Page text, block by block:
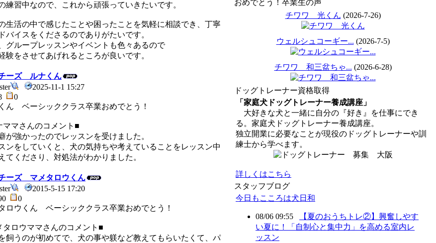
練習中なので、これから頑張っていきたいです。
生活の中で感じたことや困ったことを気軽に相談でき、丁寧
バイスをくださるのでありがたいです。
グループレッスンやイベントも色々あるので
験をさせてあげれるところが良いです。
ーズ ルナくん
2025-11-1 15:27
0
ん ベーシッククラス卒業おめでとう！
ママさんのコメント■
が強かったのでレッスンを受けました。
ンをしていくと、犬の気持ちや考えていることをレッスン中
てくださり、対処法がわかりました。
ーズ マメタロウくん
2015-5-15 17:20
0
ロウくん ベーシッククラス卒業おめでとう！
タロウママさんのコメント■
飼うのが初めてで、犬の事や躾など教えてもらいたくて、パ
おめでとう！卒業生の声
チワワ 光くん (2026-7-26)
ウェルシュコーギー... (2026-7-5)
チワワ 和三盆ちゃ... (2026-6-28)
ドッグトレーナー資格取得
「家庭犬ドッグトレーナー養成講座」
大好きな犬と一緒に自分の『好き』を仕事にでき
る。家庭犬ドッグトレーナー養成講座。
独立開業に必要なことが現役のドッグトレーナーや訓
練士から学べます。
詳しくはこちら
スタッフブログ
今日もこころは犬日和
08/06 09:55
【夏のおうちトレ②】興奮しやす
い夏に！「自制心と集中力」を高める室内レ
ッスン